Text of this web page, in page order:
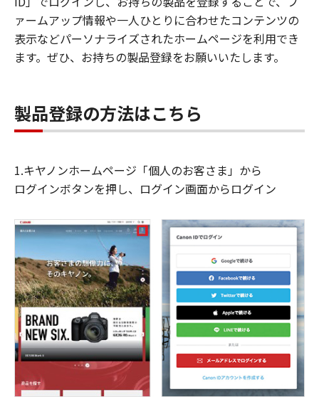
ァームアップ情報や一人ひとりに合わせたコンテンツの
表示などパーソナライズされたホームページを利用でき
ます。ぜひ、お持ちの製品登録をお願いいたします。
製品登録の方法はこちら
1.キヤノンホームページ「個人のお客さま」から
ログインボタンを押し、ログイン画面からログイン